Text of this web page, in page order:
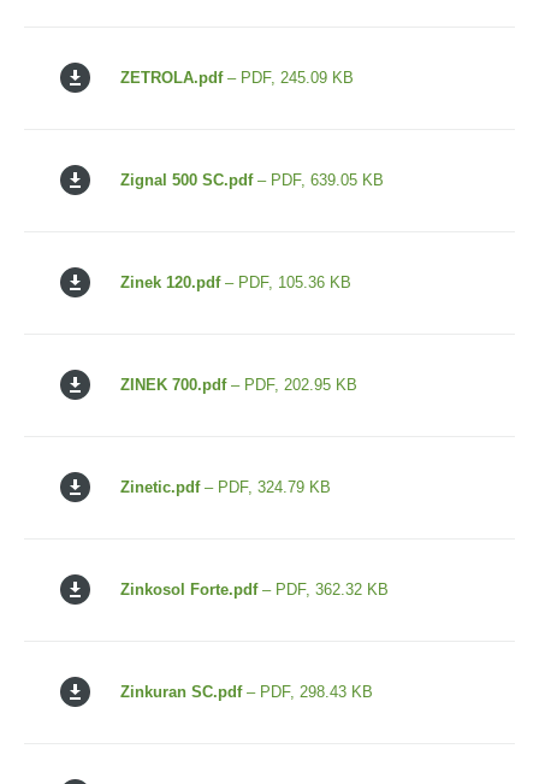
ZETROLA.pdf– PDF, 245.09 KB
Zignal 500 SC.pdf– PDF, 639.05 KB
Zinek 120.pdf– PDF, 105.36 KB
ZINEK 700.pdf– PDF, 202.95 KB
Zinetic.pdf– PDF, 324.79 KB
Zinkosol Forte.pdf– PDF, 362.32 KB
Zinkuran SC.pdf– PDF, 298.43 KB